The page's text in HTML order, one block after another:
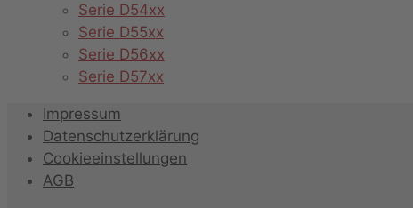
Serie D54xx
Serie D55xx
Serie D56xx
Serie D57xx
Impressum
Datenschutzerklärung
Cookieeinstellungen
AGB